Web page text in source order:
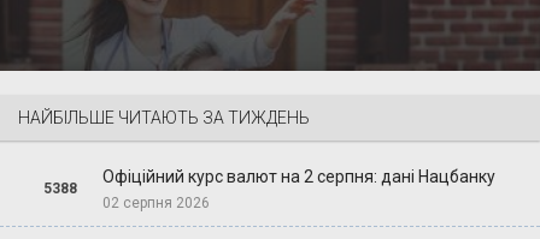
НАЙБІЛЬШЕ ЧИТАЮТЬ ЗА ТИЖДЕНЬ
5388
Офіційний курс валют на 2 серпня: дані Нацбанку
02 серпня 2026